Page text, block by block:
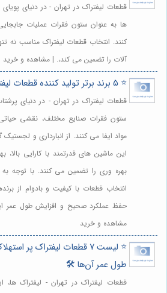
قطعات لیفتراک در تهران - در دنیای پویای
ها به عنوان ستون فقرات عملیات
کنند. انتخاب قطعات لیفتراک مناسب نه
آلات را تضمین می کند،. | مشاهده و خرید
⭐️ 5 برند برتر تولید کننده قطعات لیفتراک در ایران 🏢
قطعات لیفتراک در تهران - در دنیای
ستون فقرات صنایع مختلف، نقشی
مواد ایفا می کنند. از انبارداری و
این ماشین های قدرتمند با کارایی بالا،
بهره وری را تضمین می کنند. با توجه به
انتخاب قطعات با کیفیت و بادوام از
حفظ عملکرد صحیح و افزایش طول عمر
مشاهده و خرید
⭐️ لیست 7 قطعات لیفتراک پر
طول عمر آن‌ها 🛠️
قطعات لیفتراک در تهران - لیفتراک ها،